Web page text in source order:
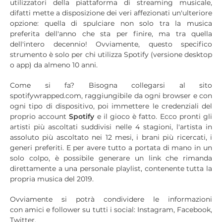
utilizzatori della piattaforma di streaming musicale,
difatti mette a disposizione dei veri affezionati un'ulteriore
opzione: quella di spulciare non solo tra la musica
preferita dell'anno che sta per finire, ma tra quella
dell'intero decennio! Ovviamente, questo specifico
strumento è solo per chi utilizza Spotify (versione desktop
o app) da almeno 10 anni.
Come si fa? Bisogna collegarsi al sito
spotifywrapped.com, raggiungibile da ogni browser e con
ogni tipo di dispositivo, poi immettere le credenziali del
proprio accountSpotify e il gioco è fatto. Ecco pronti gli
artisti più ascoltati suddivisi nelle 4 stagioni, l'artista in
assoluto più ascoltato nei 12 mesi, i brani più ricercati, i
generi preferiti. E per avere tutto a portata di mano in un
solo colpo, è possibile generare un link che rimanda
direttamente a una personale playlist, contenente tutta la
propria musica del 2019.
Ovviamente si potrà condividere le informazioni
con amici e follower su tutti i social: Instagram, Facebook,
Twitter.